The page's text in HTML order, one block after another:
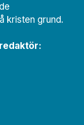
kristen grund.